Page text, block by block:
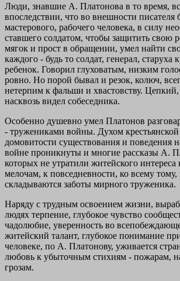
Люди, знавшие А. Платонова в то время,
впоследствии, что во внешности писателя
мастерового, рабочего человека, в силу
ставшего солдатом, чтобы защитить свою
мягок и прост в обращении, умел найти
каждого - будь то солдат, генерал, старуха
ребенок. Говорил глуховатым, низким
ровно. Но порой бывал и резок, колюч,
нетерпим к фальши и хвастовству. Цепкий,
насквозь видел собеседника.
Особенно душевно умел Платонов
- тружениками войны. Духом крестьянской
домовитости существования и поведения
войне проникнуты и многие рассказы А.
которых не утратили житейского
мелочам, к повседневности, ко всему тому,
складываются заботы мирного труженика.
Наряду с трудным освоением жизни,
людях терпение, глубокое чувство
чадолюбие, уверенность во
житейский талант, глубокое понимание
человеке, по А. Платонову, уживается
любовь к убыточным стихиям - пожарам,
грозам.